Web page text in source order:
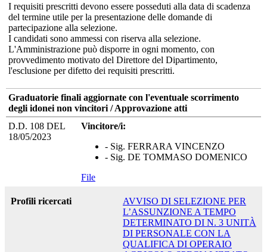
I requisiti prescritti devono essere posseduti alla data di scadenza
del termine utile per la presentazione delle domande di
partecipazione alla selezione.
I candidati sono ammessi con riserva alla selezione.
L'Amministrazione può disporre in ogni momento, con
provvedimento motivato del Direttore del Dipartimento,
l'esclusione per difetto dei requisiti prescritti.
Graduatorie finali aggiornate con l'eventuale scorrimento
degli idonei non vincitori / Approvazione atti
D.D. 108 DEL
18/05/2023
Vincitore/i:
- Sig. FERRARA VINCENZO
- Sig. DE TOMMASO DOMENICO
File
Profili ricercati
AVVISO DI SELEZIONE PER
L’ASSUNZIONE A TEMPO
DETERMINATO DI N. 3 UNITÀ
DI PERSONALE CON LA
QUALIFICA DI OPERAIO